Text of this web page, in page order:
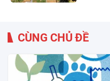
CÙNG CHỦ ĐỀ